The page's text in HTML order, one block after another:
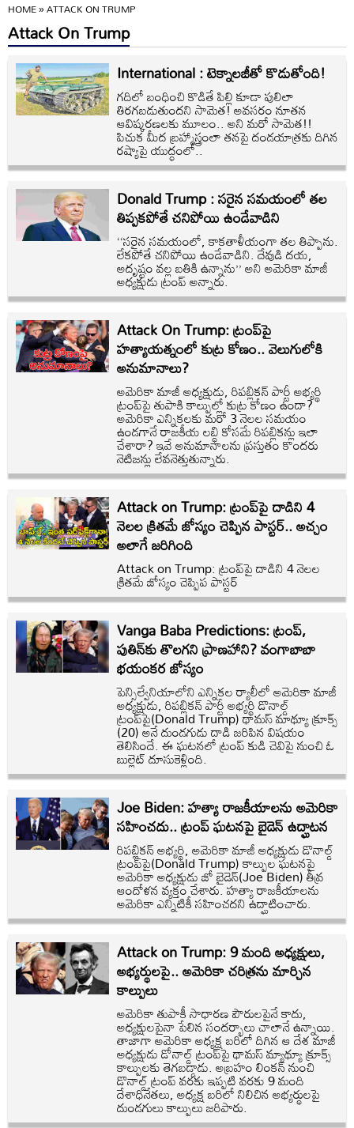
HOME»ATTACK ON TRUMP
Attack On Trump
International : టెక్నాలజీతో కొడుతోంది!
గదిలో బంధించి కొడితే పిల్లి కూడా పులిలా
తిరగబడుతుందని సామెత! అవసరం నూతన
ఆవిష్కరణలకు మూలం.. అని మరో సామెత!!
పిచుక మీద బ్రహ్మాస్త్రంలా తనపై దండయాత్రకు దిగిన
రష్యాపై యుద్ధంలో..
Donald Trump : సరైన సమయంలో తల
తిప్పకపోతే చనిపోయి ఉండేవాడిని
‘‘సరైన సమయంలో, కాకతాళీయంగా తల తిప్పాను.
లేకపోతే చనిపోయి ఉండేవాడిని. దేవుడి దయ,
అదృష్టం వల్ల బతికి ఉన్నాను’’ అని అమెరికా మాజీ
అధ్యక్షుడు ట్రంప్‌ అన్నారు.
Attack On Trump: ట్రంప్‌పై
హత్యాయత్నంలో కుట్ర కోణం.. వెలుగులోకి
అనుమానాలు?
అమెరికా మాజీ అధ్యక్షుడు, రిపబ్లికన్ పార్టీ అభ్యర్థి
ట్రంప్‌పై తుపాకి కాల్పుల్లో కుట్ర కోణం ఉందా?
అమెరికా ఎన్నికలకు మరో 3 నెలల సమయం
ఉండగానే రాజకీయ లబ్ధి కోసమే రిపబ్లికన్లు ఇలా
చేశారా? ఇవే అనుమానాలను ప్రస్తుతం కొందరు
నెటిజన్లు లేవనెత్తుతున్నారు.
Attack on Trump: ట్రంప్‌పై దాడిని 4
నెలల క్రితమే జోస్యం చెప్పిన పాస్టర్.. అచ్చం
అలాగే జరిగింది
Attack on Trump: ట్రంప్‌పై దాడిని 4 నెలల
క్రితమే జోస్యం చెప్పిప పాస్టర్
Vanga Baba Predictions: ట్రంప్‌,
పుతిన్‌కు తొలగని ప్రాణహాని? వంగాబాబా
భయంకర జోస్యం
పెన్సిల్వేనియాలోని ఎన్నికల ర్యాలీలో అమెరికా మాజీ
అధ్యక్షుడు, రిపబ్లికన్ పార్టీ అభ్యర్థి డొనాల్డ్
ట్రంప్‌పై(Donald Trump) థామస్‌ మాథ్యూ క్రూక్స్‌
(20) అనే దుండగుడు దాడి జరిపిన విషయం
తెలిసిందే. ఈ ఘటనలో ట్రంప్ కుడి చెవిపై నుంచి ఓ
బుల్లెట్ దూసుకెళ్లింది.
Joe Biden: హత్యా రాజకీయాలను అమెరికా
సహించదు.. ట్రంప్ ఘటనపై బైడెన్ ఉద్ఘాటన
రిపబ్లికన్ అభ్యర్థి, అమెరికా మాజీ అధ్యక్షుడు డొనాల్డ్
ట్రంప్‌పై(Donald Trump) కాల్పుల ఘటనపై
అమెరికా అధ్యక్షుడు జో బైడెన్(Joe Biden) తీవ్ర
ఆందోళన వ్యక్తం చేశారు. హత్యా రాజకీయాలను
అమెరికా ఎన్నిటికీ సహించదని ఉద్ఘాటించారు.
Attack on Trump: 9 మంది అధ్యక్షులు,
అభ్యర్థులపై.. అమెరికా చరిత్రను మార్చిన
కాల్పులు
అమెరికా తుపాకీ సాధారణ పౌరులపైనే కాదు,
అధ్యక్షులపైనా పేలిన సందర్భాలు చాలానే ఉన్నాయి.
తాజాగా అమెరికా అధ్యక్ష బరిలో దిగిన ఆ దేశ మాజీ
అధ్యక్షుడు డోనాల్డ్ ట్రంప్‌పై థామస్ మ్యాథ్యూ క్రూక్స్‌
కాల్పులకు తెగబడ్డాడు. అబ్రహం లింకన్ నుంచి
డొనాల్డ్ ట్రంప్ వరకు ఇప్పటి వరకు 9 మంది
దేశాధినేతలు, అధ్యక్ష బరిలో నిలిచిన అభ్యర్థులపై
దుండగులు కాల్పులు జరిపారు.